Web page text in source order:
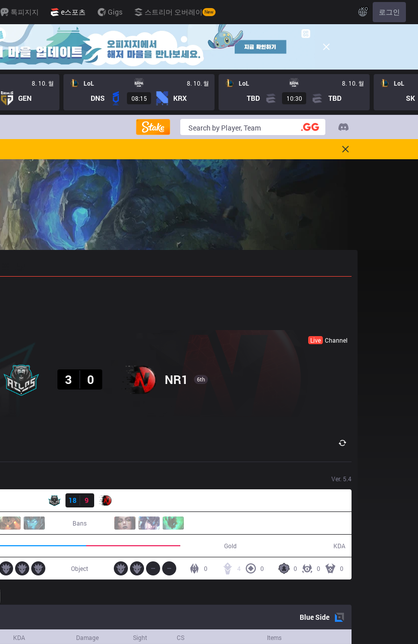
톡피지지 e스포츠 Gigs 스트리머 오버레이 New KO 로그인
8. 10. 월
GEN
LoL 8. 10. 월
DNS 08:15 KRX
LoL 8. 10. 월
TBD 10:30 TBD
LoL
SK
Live Channel
3
0 NR1 6th
Ver. 5.4
18
9
Bans
Gold KDA
0 0 0
4 0
0
Object
BlueSide
KDA Damage Sight CS Items